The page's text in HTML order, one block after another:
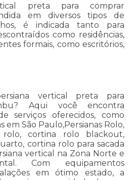
preta para comprar
em diversos tipos de
é indicada tanto para
como residências,
formais, como escritórios,
vertical preta para
Aqui você encontra
serviços oferecidos, como
em São Paulo,Persianas Rolo,
cortina rolo blackout,
cortina rolo para sacada
vertical na Zona Norte e
Com equipamentos
em ótimo estado, a